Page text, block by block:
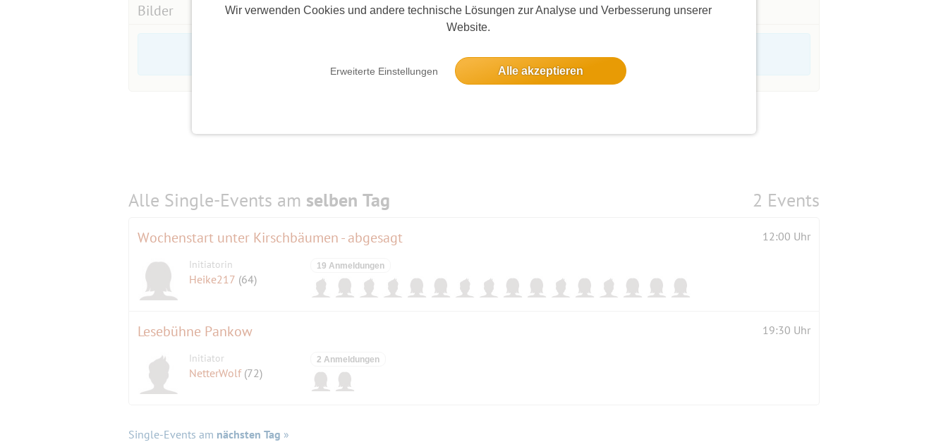
Wir verwenden Cookies und andere technische Lösungen zur Analyse und Verbesserung unserer
Website.
Erweiterte Einstellungen Alle akzeptieren
Bilder
Alle Single-Events am selben Tag 2 Events
Wochenstart unter Kirschbäumen - abgesagt 12:00 Uhr
Initiatorin
Heike217 (64)
19 Anmeldungen
Lesebühne Pankow 19:30 Uhr
Initiator
NetterWolf (72)
2 Anmeldungen
Single-Events am nächsten Tag »